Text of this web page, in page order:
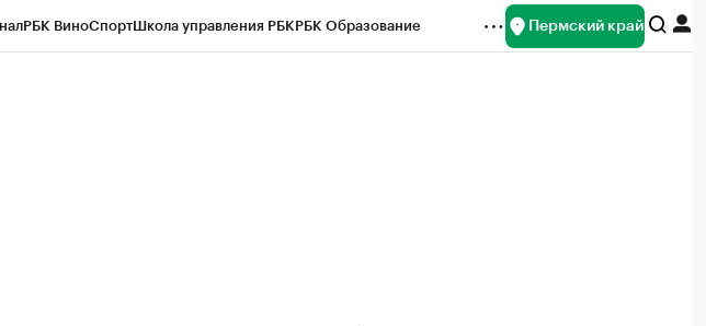
РБК ВиноСпортШкола управления РБКРБК Образование Пермский край